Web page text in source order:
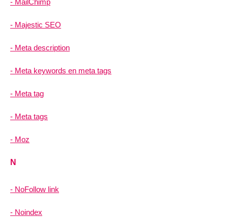
MailChimp
Majestic SEO
Meta description
Meta keywords en meta tags
Meta tag
Meta tags
Moz
N
NoFollow link
Noindex